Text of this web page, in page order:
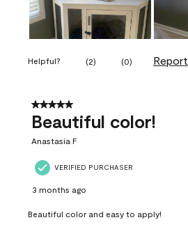
Helpful? (2) (0) Report
5 out of 5 stars.
Beautiful color!
Anastasia F
VERIFIED PURCHASER
3 months ago
Beautiful color and easy to apply!